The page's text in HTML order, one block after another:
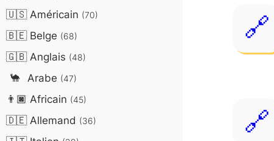
🇺🇸Américain (70)
🇧🇪Belge (68)
🇬🇧Anglais (48)
🐪 Arabe (47)
👨🏿 Africain (45)
🇩🇪Allemand (36)